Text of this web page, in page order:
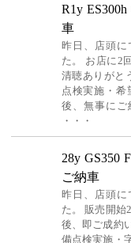
R1y
車
昨日、店頭
た。 お店に2
清聴ありがと
点検実施・希
後、無事にご
・・・
28y GS350
ご納車
昨日、店頭
た。 販売開始
後、即ご成約
備点検実施・